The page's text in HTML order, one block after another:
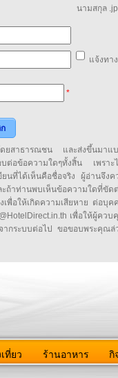
นามสกุล
แจ้งทา
*
ดยสาธารณชน และส่งขึ้นมาแ
อข้อความใดๆทั้งสิ้น เพราะ
นที่ได้เห็นคือชื่อจริง ผู้อ่านจึงค
ท่านพบเห็นข้อความใดที่ขัด
พื่อให้เกิดความเสียหาย ต่อบุค
เพื่อให้ผู้ควบ
กระบบต่อไป ขอขอบพระคุณล่
ที่ยว ร้านอาหาร กิ